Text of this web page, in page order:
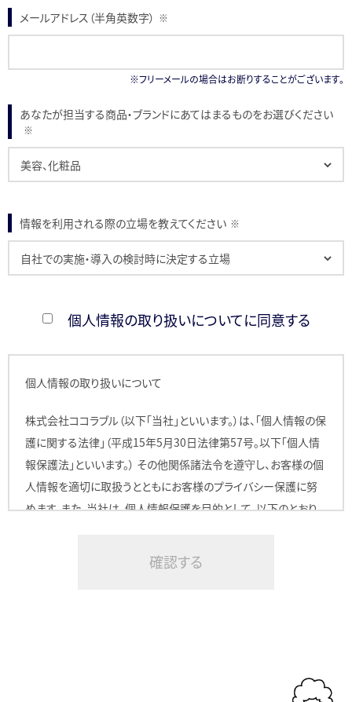
メールアドレス（半角英数字） ※
※フリーメールの場合はお断りすることがございます。
あなたが担当する商品・ブランドにあてはまるものをお選びください
※
情報を利用される際の立場を教えてください ※
個人情報の取り扱いについてに同意する
個人情報の取り扱いについて
株式会社ココラブル（以下「当社」といいます。）は、「個人情報の保
護に関する法律」（平成15年5月30日法律第57号。以下「個人情
報保護法」といいます。） その他関係諸法令を遵守し、お客様の個
人情報を適切に取扱うとともにお客様のプライバシー保護に努
めます。また、当社は、個人情報保護を目的として、以下のとおり、